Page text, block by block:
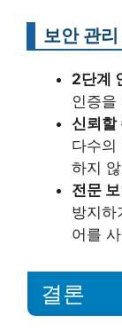
보안 관
2단계
인증을
신뢰할
다수의
하지
전문
방지하
어를
결론